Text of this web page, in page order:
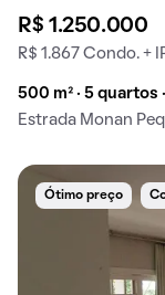
R$ 1.250.000
R$ 1.867 Condo. +
500 m² · 5 quartos
Estrada Monan
Ótimo preço